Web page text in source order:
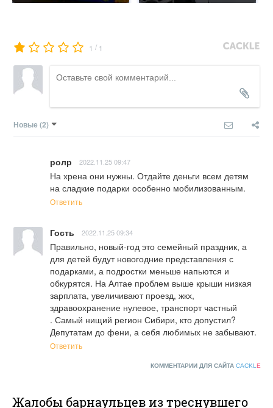
1 / 1
Новые (2)
ролр 2022.11.25 09:47
На хрена они нужны. Отдайте деньги всем детям
на сладкие подарки особенно мобилизованным.
Ответить
Гость 2022.11.25 09:34
Правильно, новый-год это семейный праздник, а
для детей будут новогодние представления с
подарками, а подростки меньше напьются и
обкурятся. На Алтае проблем выше крыши низкая
зарплата, увеличивают проезд, жкх,
здравоохранение нулевое, транспорт частный
. Самый нищий регион Сибири, кто допустил?
Депутатам до фени, а себя любимых не забывают.
Ответить
КОММЕНТАРИИ ДЛЯ САЙТА CACKL E
Жалобы барнаульцев из треснувшего